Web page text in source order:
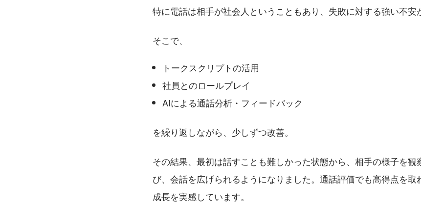
特に電話は相手が社会人ということもあり、失敗に対する強い不安
そこで、
トークスクリプトの活用
社員とのロールプレイ
AIによる通話分析・フィードバック
を繰り返しながら、少しずつ改善。
その結果、最初は話すことも難しかった状態から、相手の様子を観
び、会話を広げられるようになりました。通話評価でも高得点を取
成長を実感しています。